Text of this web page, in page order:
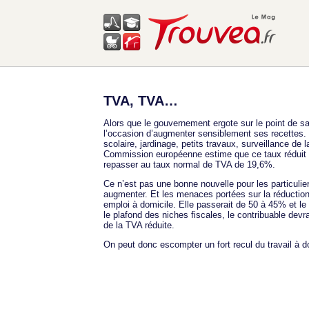
TVA, TVA…
Alors que le gouvernement ergote sur le point de
l’occasion d’augmenter sensiblement ses
scolaire, jardinage, petits travaux, surveillance de
Commission européenne estime que ce taux
repasser au taux normal de TVA de 19,6%.
Ce n’est pas une bonne nouvelle pour les
augmenter. Et les menaces portées sur la
emploi à domicile. Elle passerait de 50 à 45% et
le plafond des niches fiscales, le contribuable
de la TVA réduite.
On peut donc escompter un fort recul du travail à